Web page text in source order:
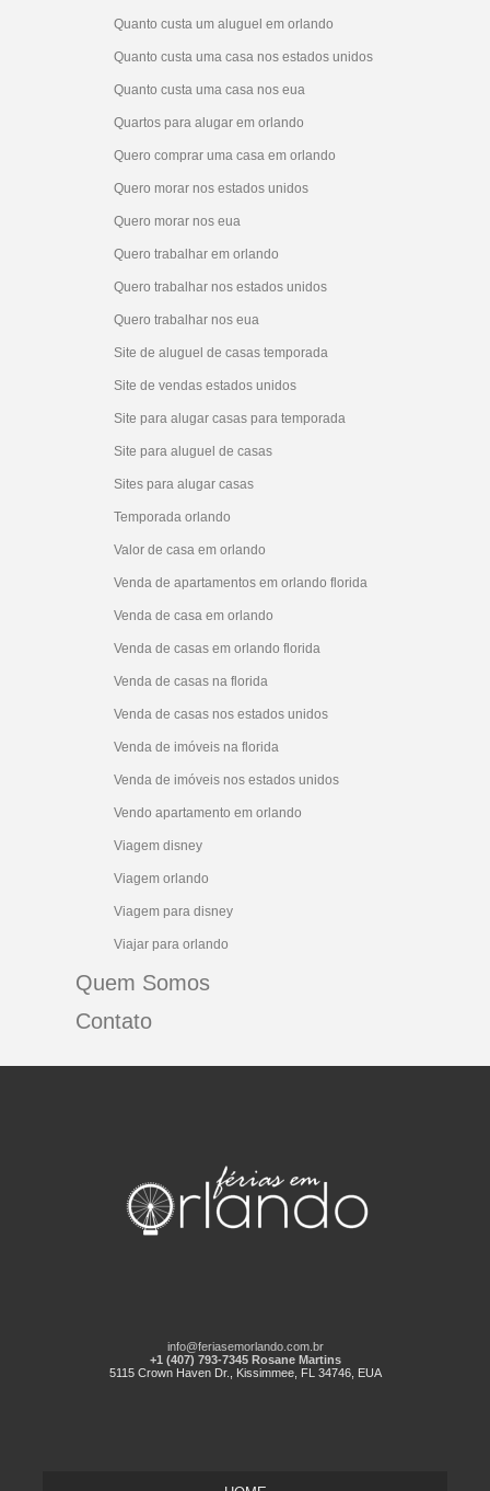
Quanto custa um aluguel em orlando
Quanto custa uma casa nos estados unidos
Quanto custa uma casa nos eua
Quartos para alugar em orlando
Quero comprar uma casa em orlando
Quero morar nos estados unidos
Quero morar nos eua
Quero trabalhar em orlando
Quero trabalhar nos estados unidos
Quero trabalhar nos eua
Site de aluguel de casas temporada
Site de vendas estados unidos
Site para alugar casas para temporada
Site para aluguel de casas
Sites para alugar casas
Temporada orlando
Valor de casa em orlando
Venda de apartamentos em orlando florida
Venda de casa em orlando
Venda de casas em orlando florida
Venda de casas na florida
Venda de casas nos estados unidos
Venda de imóveis na florida
Venda de imóveis nos estados unidos
Vendo apartamento em orlando
Viagem disney
Viagem orlando
Viagem para disney
Viajar para orlando
Quem Somos
Contato
info@feriasemorlando.com.br
+1 (407) 793-7345 Rosane Martins
5115 Crown Haven Dr., Kissimmee, FL 34746, EUA